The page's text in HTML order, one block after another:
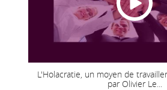
L'Holacratie, un moyen de
par Olivier Le...